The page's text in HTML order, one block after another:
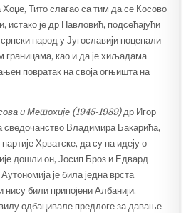
Тито слагао са тим да се Косово
истако је др Павловић, подсећајући
народ у Југославији поцепали
границама, као и да је хиљадама
повратак на своја огњишта на
и Метохије (1945-1989)др Игор
сведочанство Владимира Бакарића,
Хрватске, да су на идеју о
дошли он, Јосип Броз и Едвард
је била једна врста
нису били припојени Албанији.
одбацивале предлоге за давање